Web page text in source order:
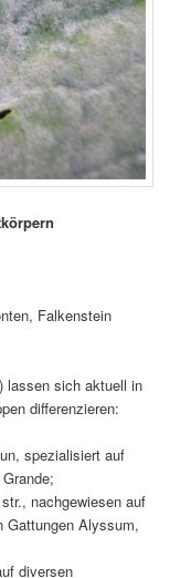
Falkenstein
lassen sich aktuell in
differenzieren:
spezialisiert auf
nachgewiesen auf
Gattungen Alyssum,
diversen